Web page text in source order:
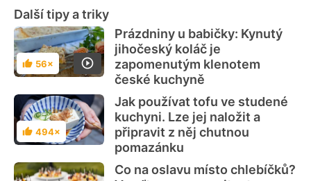
Další tipy a triky
Hodnocení
56×
Prázdniny u babičky: Kynutý
jihočeský koláč je
zapomenutým klenotem
české kuchyně
Hodnocení
494×
Jak používat tofu ve studené
kuchyni. Lze jej naložit a
připravit z něj chutnou
pomazánku
Co na oslavu místo chlebíčků?